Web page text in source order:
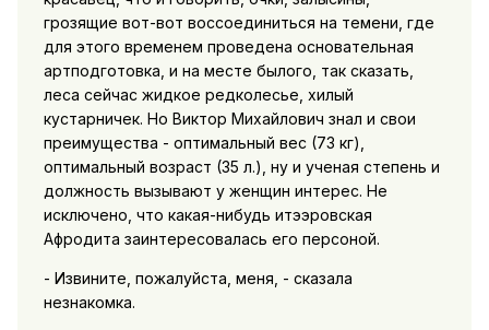
грозящие вот-вот воссоединиться на темени, где
для этого временем проведена основательная
артподготовка, и на месте былого, так сказать,
леса сейчас жидкое редколесье, хилый
кустарничек. Но Виктор Михайлович знал и свои
преимущества - оптимальный вес (73 кг),
оптимальный возраст (35 л.), ну и ученая степень и
должность вызывают у женщин интерес. Не
исключено, что какая-нибудь итээровская
Афродита заинтересовалась его персоной.
- Извините, пожалуйста, меня, - сказала
незнакомка.